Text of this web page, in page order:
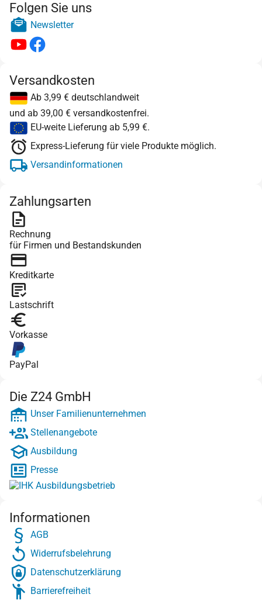
Folgen Sie uns
Newsletter
Versandkosten
Ab 3,99 € deutschlandweit
und ab 39,00 € versandkostenfrei.
EU-weite Lieferung ab 5,99 €.
Express-Lieferung für viele Produkte möglich.
Versandinformationen
Zahlungsarten
Rechnung
für Firmen und Bestandskunden
Kreditkarte
Lastschrift
Vorkasse
PayPal
Die Z24 GmbH
Unser Familienunternehmen
Stellenangebote
Ausbildung
Presse
Informationen
AGB
Widerrufsbelehrung
Datenschutzerklärung
Barrierefreiheit